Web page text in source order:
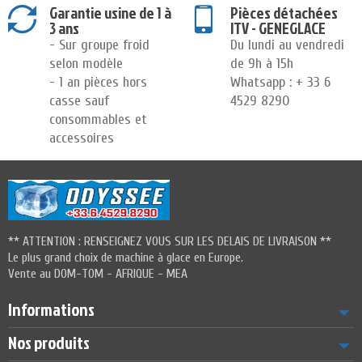
Garantie usine de 1 à
3 ans
- Sur groupe froid
selon modèle
- 1 an pièces hors
casse sauf
consommables et
accessoires
Pièces détachées
ITV - GENEGLACE
Du lundi au vendredi
de 9h à 15h
Whatsapp : + 33 6
4529 8290
** ATTENTION : RENSEIGNEZ VOUS SUR LES DELAIS DE LIVRAISON **
Le plus grand choix de machine à glace en Europe.
Vente au DOM-TOM - AFRIQUE - MEA
Informations
Nos produits